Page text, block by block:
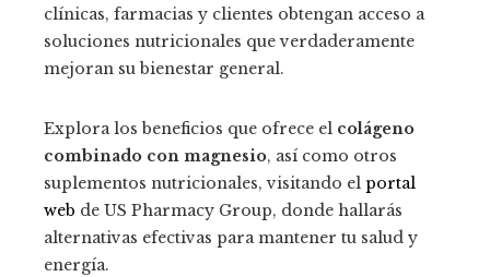
clínicas, farmacias y clientes obtengan acceso a
soluciones nutricionales que verdaderamente
mejoran su bienestar general.
Explora los beneficios que ofrece el colágeno
combinado con magnesio, así como otros
suplementos nutricionales, visitando el portal
web de US Pharmacy Group, donde hallarás
alternativas efectivas para mantener tu salud y
energía.